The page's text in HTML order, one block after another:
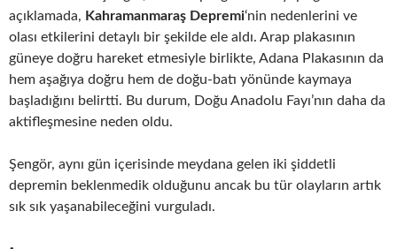
açıklamada, Kahramanmaraş Depremi‘nin nedenlerini ve
olası etkilerini detaylı bir şekilde ele aldı. Arap plakasının
güneye doğru hareket etmesiyle birlikte, Adana Plakasının da
hem aşağıya doğru hem de doğu-batı yönünde kaymaya
başladığını belirtti. Bu durum, Doğu Anadolu Fayı’nın daha da
aktifleşmesine neden oldu.
Şengör, aynı gün içerisinde meydana gelen iki şiddetli
depremin beklenmedik olduğunu ancak bu tür olayların artık
sık sık yaşanabileceğini vurguladı.